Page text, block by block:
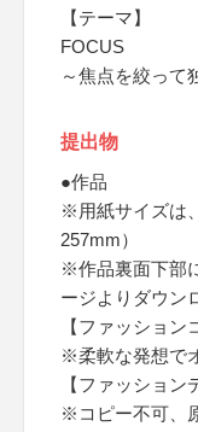
【テーマ】
FOCUS
～焦点を絞って
提出物
●作品
※用紙サイズは
257mm）
※作品裏面下部
ージよりダウン
【ファッション
※柔軟な発想で
【ファッション
※コピー不可、